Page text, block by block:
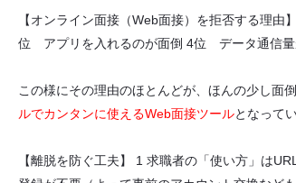
【オンライン面接（Web面接）を拒否する理
位 アプリを入れるのが面倒 4位 データ通信量
この様にその理由のほとんどが、ほんの少し面
ルでカンタンに使えるWeb面接ツールとなって
【離脱を防ぐ工夫】 1 求職者の「使い方」は